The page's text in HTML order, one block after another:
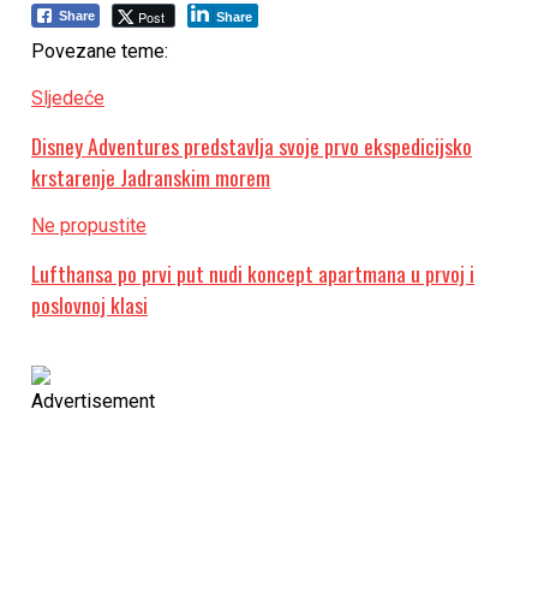
Share Post Share
Povezane teme:
Sljedeće
Disney Adventures predstavlja svoje prvo ekspedicijsko
krstarenje Jadranskim morem
Ne propustite
Lufthansa po prvi put nudi koncept apartmana u prvoj i
poslovnoj klasi
Advertisement